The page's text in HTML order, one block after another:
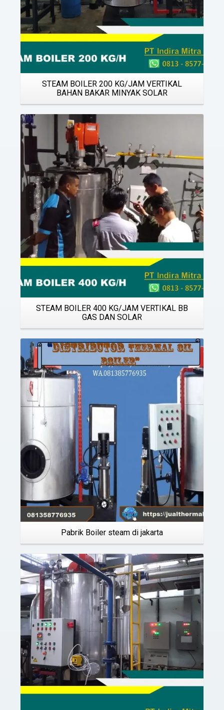
STEAM BOILER 200 KG/JAM VERTIKAL
BAHAN BAKAR MINYAK SOLAR
Details
STEAM BOILER 400 KG/JAM VERTIKAL BB
GAS DAN SOLAR
Pabrik Boiler steam di jakarta
Details